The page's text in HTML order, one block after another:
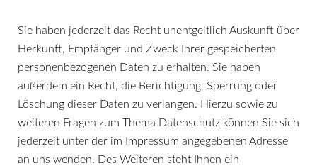
Sie haben jederzeit das Recht unentgeltlich Auskunft über
Herkunft, Empfänger und Zweck Ihrer gespeicherten
personenbezogenen Daten zu erhalten. Sie haben
außerdem ein Recht, die Berichtigung, Sperrung oder
Löschung dieser Daten zu verlangen. Hierzu sowie zu
weiteren Fragen zum Thema Datenschutz können Sie sich
jederzeit unter der im Impressum angegebenen Adresse
an uns wenden. Des Weiteren steht Ihnen ein